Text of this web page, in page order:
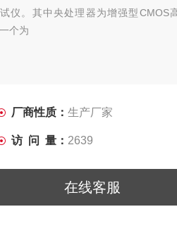
仪。其中央处理器为增强型CMOS
个为
厂商性质： 生产厂家
访 问 量： 2639
在线客服